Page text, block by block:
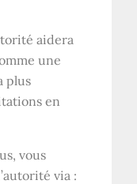
aidera
une
plus
en
vous
via :